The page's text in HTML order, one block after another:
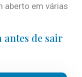
aberto em várias
antes de sair